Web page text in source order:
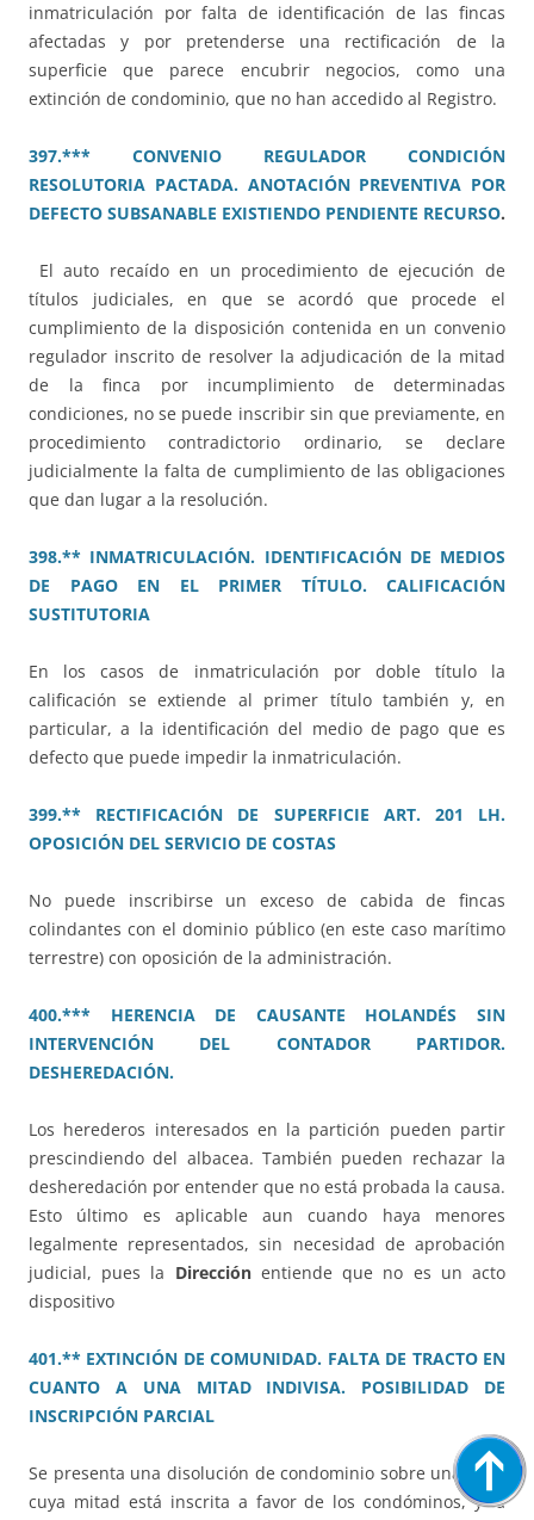
inmatriculación por falta de identificación de las fincas
afectadas y por pretenderse una rectificación de la
superficie que parece encubrir negocios, como una
extinción de condominio, que no han accedido al Registro.
397.*** CONVENIO REGULADOR CONDICIÓN
RESOLUTORIA PACTADA. ANOTACIÓN PREVENTIVA POR
DEFECTO SUBSANABLE EXISTIENDO PENDIENTE RECURSO.
El auto recaído en un procedimiento de ejecución de
títulos judiciales, en que se acordó que procede el
cumplimiento de la disposición contenida en un convenio
regulador inscrito de resolver la adjudicación de la mitad
de la finca por incumplimiento de determinadas
condiciones, no se puede inscribir sin que previamente, en
procedimiento contradictorio ordinario, se declare
judicialmente la falta de cumplimiento de las obligaciones
que dan lugar a la resolución.
398.** INMATRICULACIÓN. IDENTIFICACIÓN DE MEDIOS
DE PAGO EN EL PRIMER TÍTULO. CALIFICACIÓN
SUSTITUTORIA
En los casos de inmatriculación por doble título la
calificación se extiende al primer título también y, en
particular, a la identificación del medio de pago que es
defecto que puede impedir la inmatriculación.
399.** RECTIFICACIÓN DE SUPERFICIE ART. 201 LH.
OPOSICIÓN DEL SERVICIO DE COSTAS
No puede inscribirse un exceso de cabida de fincas
colindantes con el dominio público (en este caso marítimo
terrestre) con oposición de la administración.
400.*** HERENCIA DE CAUSANTE HOLANDÉS SIN
INTERVENCIÓN DEL CONTADOR PARTIDOR.
DESHEREDACIÓN.
Los herederos interesados en la partición pueden partir
prescindiendo del albacea. También pueden rechazar la
desheredación por entender que no está probada la causa.
Esto último es aplicable aun cuando haya menores
legalmente representados, sin necesidad de aprobación
judicial, pues la Direcciónentiende que no es un acto
dispositivo
401.** EXTINCIÓN DE COMUNIDAD. FALTA DE TRACTO EN
CUANTO A UNA MITAD INDIVISA. POSIBILIDAD DE
INSCRIPCIÓN PARCIAL
Se presenta una disolución de condominio sobre una finca
cuya mitad está inscrita a favor de los condóminos, y la